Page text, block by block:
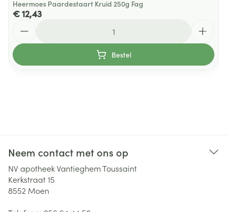
Heermoes Paardestaart Kruid 250g Fag
€ 12,43
Bestel
Neem contact met ons op
NV apotheek Vantieghem Toussaint
Kerkstraat 15
8552 Moen